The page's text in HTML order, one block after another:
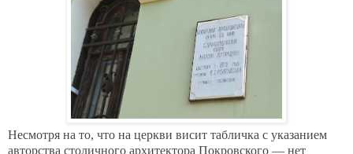
Несмотря на то, что на церкви висит табличка с указанием
авторства столичного архитектора Покровского — нет